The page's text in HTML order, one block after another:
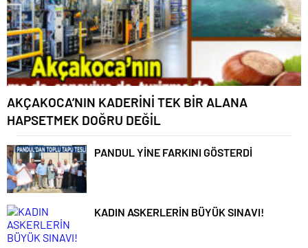
AKÇAKOCA’NIN KADERİNİ TEK BİR ALANA
HAPSETMEK DOĞRU DEĞİL
PANDUL YİNE FARKINI GÖSTERDİ
KADIN ASKERLERİN BÜYÜK SINAVI!